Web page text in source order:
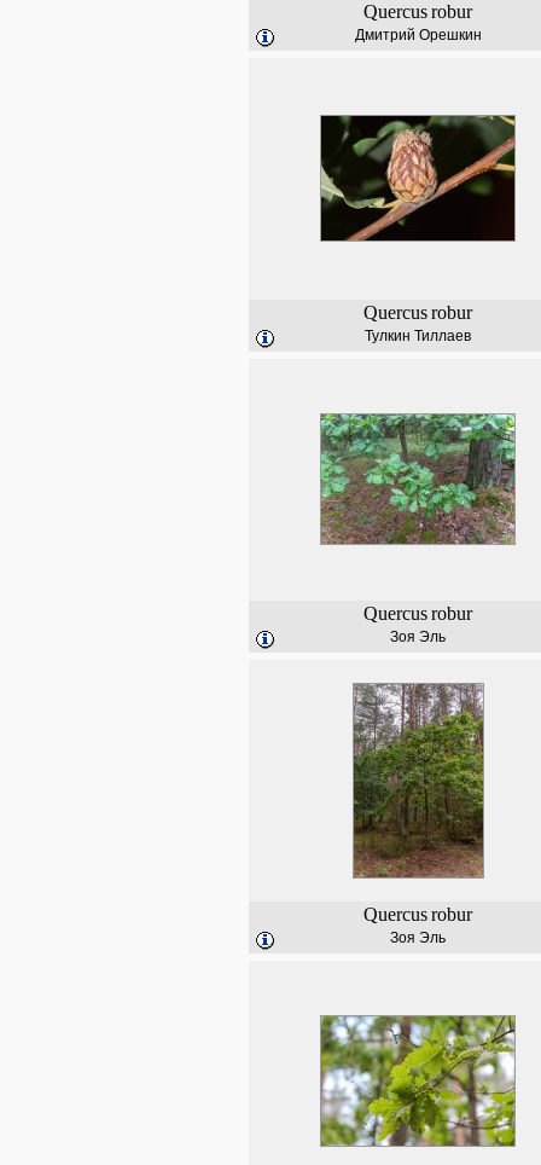
Quercusrobur
Дмитрий Орешкин
Quercusrobur
Тулкин Тиллаев
Quercusrobur
Зоя Эль
Quercusrobur
Зоя Эль